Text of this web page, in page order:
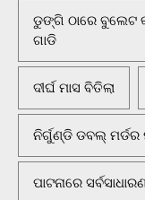
ଡୁଙ୍ଗି ଠାରେ ବୁଲେଟ
ଗାଡି
ଦୀର୍ଘ ମାସ ବିତିଲା
ନିର୍ଗୁଣ୍ଡି ଡବଲ୍
ପାଟନାରେ